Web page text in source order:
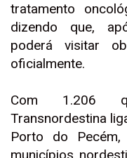
tratamento
dizendo que,
poderá visitar
oficialmente.
Com 1.206
Transnordestina
Porto do Pecém,